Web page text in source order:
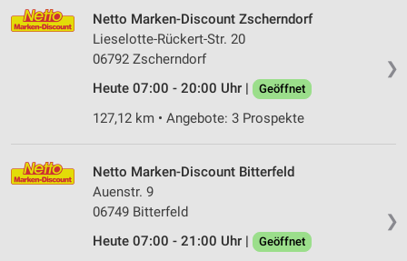
❯
Netto Marken-Discount Zscherndorf
Lieselotte-Rückert-Str. 20
06792 Zscherndorf
Heute 07:00 - 20:00 Uhr |
Geöffnet
127,12 km • Angebote: 3 Prospekte
❯
Netto Marken-Discount Bitterfeld
Auenstr. 9
06749 Bitterfeld
Heute 07:00 - 21:00 Uhr |
Geöffnet